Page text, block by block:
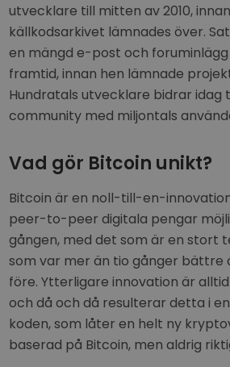
utvecklare till mitten av 2010,
källkodsarkivet lämnades över.
en mängd e-post och
framtid, innan hen lämnade
Hundratals utvecklare bidrar idag
community med miljontals
Vad gör Bitcoin unikt?
Bitcoin är en noll-till-en-
peer-to-peer digitala pengar
gången, med det som är en stort
som var mer än tio gånger bättre
före. Ytterligare innovation är
och då och då resulterar detta i
koden, som låter en helt ny
baserad på Bitcoin, men aldrig